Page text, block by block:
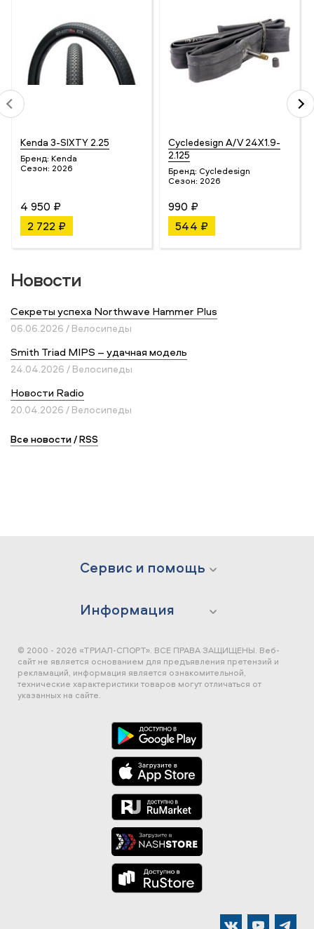
Kenda 3-SIXTY 2.25
Бренд: Kenda
Сезон: 2026
4 950 ₽
2 722 ₽
Cycledesign A/V 24X1.9-
2.125
Бренд: Cycledesign
Сезон: 2026
990 ₽
544 ₽
Новости
Секреты успеха Northwave Hammer Plus
06.06.2026 / Велосипеды
Smith Triad MIPS – удачная модель
24.04.2026 / Велосипеды
Новости Radio
20.04.2026 / Велосипеды
Все новости/RSS
Сервис и помощь
Информация
© 2000 - 2026 «ТРИАЛ-СПОРТ». ВСЕ ПРАВА ЗАЩИЩЕНЫ. Веб-
сайт не является основанием для предъявления претензий и
рекламаций, информация является ознакомительной,
технические характеристики товаров могут отличаться от
указанных на сайте.